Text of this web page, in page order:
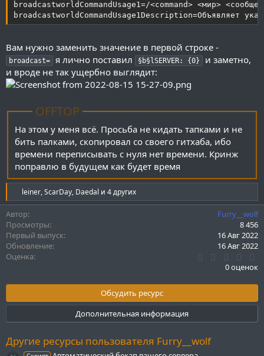
broadcastworldCommandUsage1=/<command> <мир>
broadcastworldCommandUsage1Description=Объявляет
Вам нужно заменить значение в первой строке -
broadcast= я лично поставил §b§lSERVER: {0}
и заметно,
и вроде не так ущербно выглядит:
OFFTOP
На этом у меня всё. Просьба не кидать тапками и не
бить палками, скопировал со своего гитхаба, ибо
времени переписывать с нуля нет времени. Кринж
поправлю в будущем как будет время
Р
е
к
ц
и
и
:
leiner,ScarDay, Daedal и 4 других
Автор
Furry__wolf
Просмотры
8 456
Первый выпуск
16 Авг 2022
Обновление
16 Авг 2022
Оценка
0
0
в
ё
з
0 оценок
Обсудить ресурс
Дополнительная информация
Другие ресурсы пользователя Furry__wolf